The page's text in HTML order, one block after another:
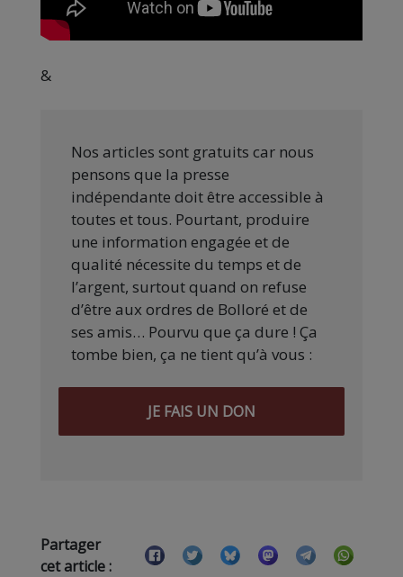
&
Nos articles sont gratuits car nous
pensons que la presse
indépendante doit être accessible à
toutes et tous. Pourtant, produire
une information engagée et de
qualité nécessite du temps et de
l’argent, surtout quand on refuse
d’être aux ordres de Bolloré et de
ses amis… Pourvu que ça dure ! Ça
tombe bien, ça ne tient qu’à vous :
JE FAIS UN DON
Partager
cet article :